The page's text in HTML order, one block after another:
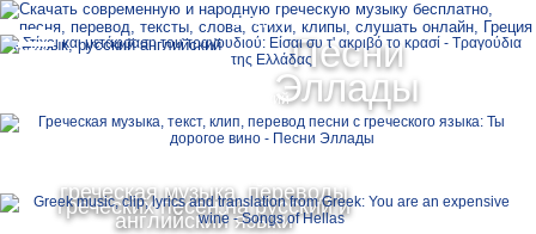
Песни
Эллады
греческая музыка, переводы
греческих песен на русский и
английский языки
Ελληνικά
Русский
MENU